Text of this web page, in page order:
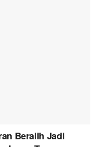
Beralih Jadi